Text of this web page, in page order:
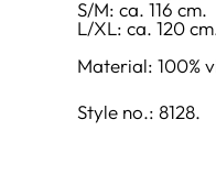
S/M: ca. 116 cm.
L/XL: ca. 120
Material: 100%
Style no.: 8128.